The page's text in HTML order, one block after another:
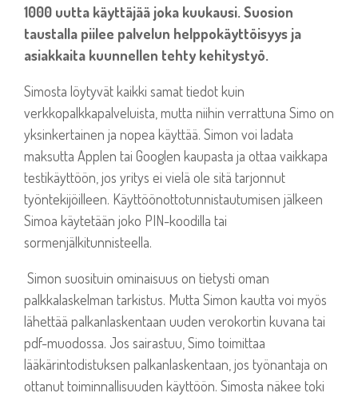
1000 uutta käyttäjää joka kuukausi. Suosion
taustalla piilee palvelun helppokäyttöisyys ja
asiakkaita kuunnellen tehty kehitystyö.
Simosta löytyvät kaikki samat tiedot kuin
verkkopalkkapalveluista, mutta niihin verrattuna Simo on
yksinkertainen ja nopea käyttää. Simon voi ladata
maksutta Applen tai Googlen kaupasta ja ottaa vaikkapa
testikäyttöön, jos yritys ei vielä ole sitä tarjonnut
työntekijöilleen. Käyttöönottotunnistautumisen jälkeen
Simoa käytetään joko PIN-koodilla tai
sormenjälkitunnisteella.
Simon suosituin ominaisuus on tietysti oman
palkkalaskelman tarkistus. Mutta Simon kautta voi myös
lähettää palkanlaskentaan uuden verokortin kuvana tai
pdf-muodossa. Jos sairastuu, Simo toimittaa
lääkärintodistuksen palkanlaskentaan, jos työnantaja on
ottanut toiminnallisuuden käyttöön. Simosta näkee toki